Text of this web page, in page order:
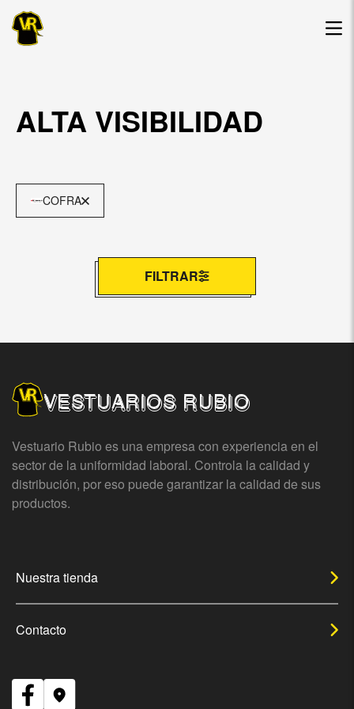
ALTA VISIBILIDAD
COFRA
FILTRAR
VESTUARIOS RUBIO
Vestuario Rubio es una empresa con experiencia en el
sector de la uniformidad laboral. Controla la calidad y
distribución, por eso puede garantizar la calidad de sus
productos.
Nuestra tienda
Contacto